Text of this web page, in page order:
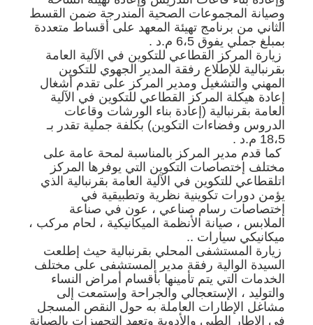
وصيانة المجموعات الصحية المندرجة ضمن القسط
الثاني من برنامج تهيئة المعهد على أقساط متعددة
بمبلغ جملي يفوق 6،5 م.د .
زيارة المركز القطاعي للتكوين في الآلية العامة
بقرنبالية للإطلاع رفقة المدير الجهوي للتكوين
المهني والتشغيل ومدير المركز على تقدم أشغال
إعادة هيكلة المركز القطاعي للتكوين في الآلية
العامة بقرنبالية (إعادة بناء الورشات وقاعات
الدروس وفضاءات التكوين) بكلفة جملية تقدر بـ
18،5 م.د .
كما قدم مدير المركز بالمناسبة لمحة عامة على
مختلف إختصاصات التكوين التي يوفرها المركز
اتلقطاعي للتكوين في الآلية العامة بقرنبالية الذي
يؤمن دورات تكوينية نظرية وتطبيقية في
إختصاصات رسام صناعي ، عون في صناعة
الملابس ، صيانة الأنظمة الميكانيكية ، لحام مركب ،
ميكانيكي سيارات ..
زيارة المستشفى المحلي بقرنبالية حيث إطلعت
السيدة الوالية رفقة مدير المستشفى على مختلف
الخدمات التي يتم تأمينها بأقسام أمراض النساء
والتوليد ، الإستعجالي والجراحة وإستمعت إلى
مشاغل الإطارات العاملة به حول النقص المسجل
في الإطار الطبي والأدوية وتعهد التجهيزات بالصيانة